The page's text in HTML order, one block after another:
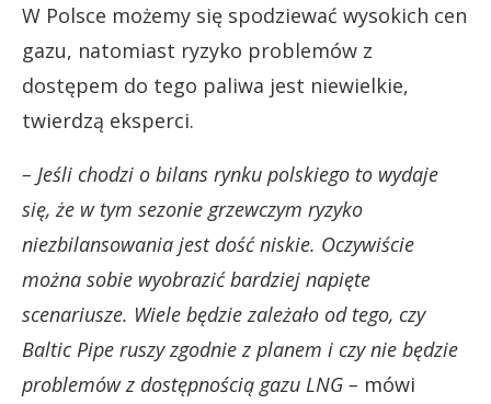
W Polsce możemy się spodziewać wysokich cen
gazu, natomiast ryzyko problemów z
dostępem do tego paliwa jest niewielkie,
twierdzą eksperci.
– Jeśli chodzi o bilans rynku polskiego to wydaje
się, że w tym sezonie grzewczym ryzyko
niezbilansowania jest dość niskie. Oczywiście
można sobie wyobrazić bardziej napięte
scenariusze. Wiele będzie zależało od tego, czy
Baltic Pipe ruszy zgodnie z planem i czy nie będzie
problemów z dostępnością gazu LNG – mówi